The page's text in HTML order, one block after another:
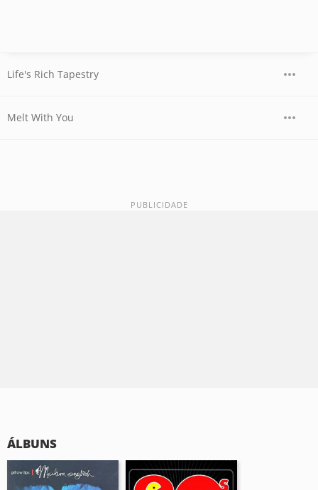
Life's Rich Tapestry
Melt With You
ÁLBUNS